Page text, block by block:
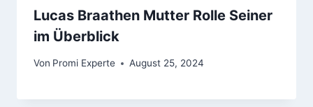
Lucas Braathen Mutter Rolle Seiner
im Überblick
Von Promi Experte August 25, 2024